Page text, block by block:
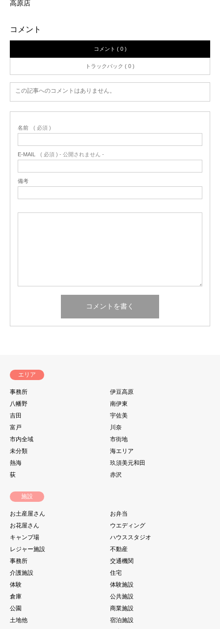
高原店
コメント
コメント ( 0 )
トラックバック ( 0 )
この記事へのコメントはありません。
名前 ( 必須 )
E-MAIL ( 必須 ) - 公開されません -
備考
エリア
事務所
伊豆高原
八幡野
南伊東
吉田
宇佐美
富戸
川奈
市内全域
市街地
未分類
海エリア
熱海
玖須美元和田
荻
赤沢
施設
お土産屋さん
お弁当
お花屋さん
ウエディング
キャンプ場
ハウススタジオ
レジャー施設
不動産
事務所
交通機関
介護施設
住宅
体験
体験施設
倉庫
公共施設
公園
商業施設
土地他
宿泊施設